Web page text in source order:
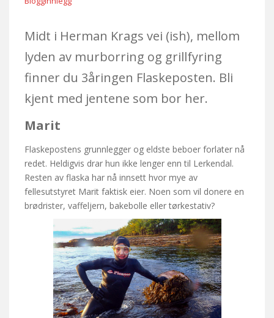
Midt i Herman Krags vei (ish), mellom
lyden av murborring og grillfyring
finner du 3åringen Flaskeposten. Bli
kjent med jentene som bor her.
Marit
Flaskepostens grunnlegger og eldste beboer forlater nå
redet. Heldigvis drar hun ikke lenger enn til Lerkendal.
Resten av flaska har nå innsett hvor mye av
fellesutstyret Marit faktisk eier. Noen som vil donere en
brødrister, vaffeljern, bakebolle eller tørkestativ?